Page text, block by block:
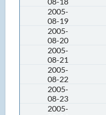
2005-
08-19
2005-
08-20
2005-
08-21
2005-
08-22
2005-
08-23
2005-